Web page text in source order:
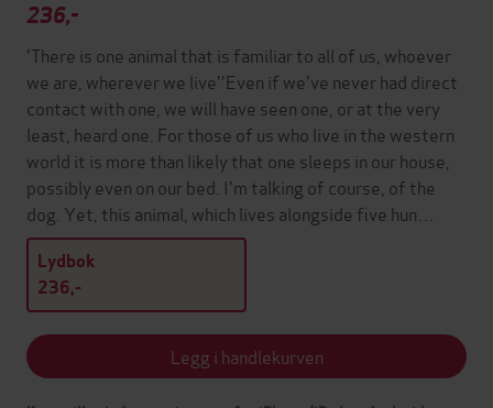
236,-
'There is one animal that is familiar to all of us, whoever
we are, wherever we live''Even if we've never had direct
contact with one, we will have seen one, or at the very
least, heard one. For those of us who live in the western
world it is more than likely that one sleeps in our house,
possibly even on our bed. I'm talking of course, of the
dog. Yet, this animal, which lives alongside five hun…
Lydbok
236,-
Legg i handlekurven